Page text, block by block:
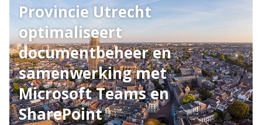
Provincie Utrecht
optimaliseert
documentbeheer en
samenwerking met
Microsoft Teams en
SharePoint